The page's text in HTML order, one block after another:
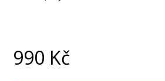
990 Kč